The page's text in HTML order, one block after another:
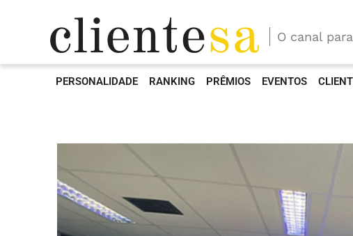
O canal
PERSONALIDADE RANKING PRÊMIOS EVENTOS